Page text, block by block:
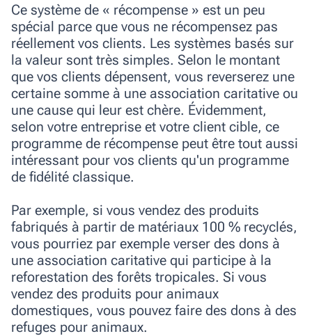
Ce système de « récompense » est un peu
spécial parce que vous ne récompensez pas
réellement vos clients. Les systèmes basés sur
la valeur sont très simples. Selon le montant
que vos clients dépensent, vous reverserez une
certaine somme à une association caritative ou
une cause qui leur est chère. Évidemment,
selon votre entreprise et votre client cible, ce
programme de récompense peut être tout aussi
intéressant pour vos clients qu'un programme
de fidélité classique.
Par exemple, si vous vendez des produits
fabriqués à partir de matériaux 100 % recyclés,
vous pourriez par exemple verser des dons à
une association caritative qui participe à la
reforestation des forêts tropicales. Si vous
vendez des produits pour animaux
domestiques, vous pouvez faire des dons à des
refuges pour animaux.